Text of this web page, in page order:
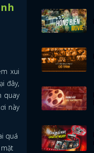
xui
đây,
quay
này
quá